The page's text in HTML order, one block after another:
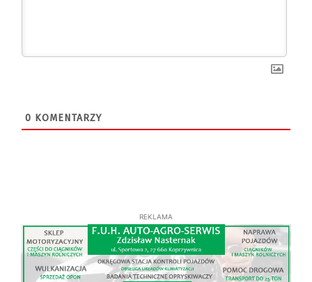
0 KOMENTARZY
REKLAMA